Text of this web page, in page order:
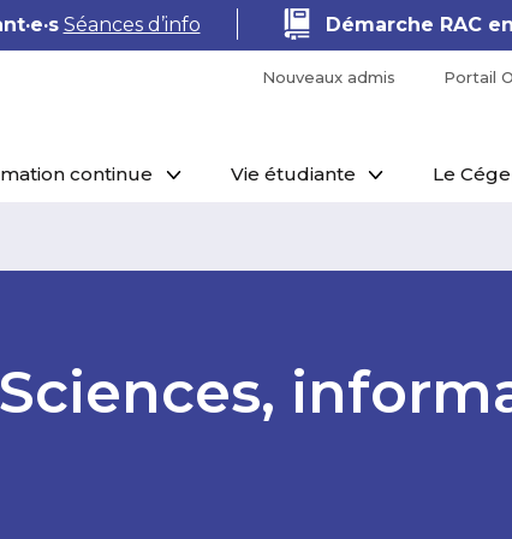
Séances d’info Démarche RAC
Nouveaux admis Portail
continue Vie étudiante Le